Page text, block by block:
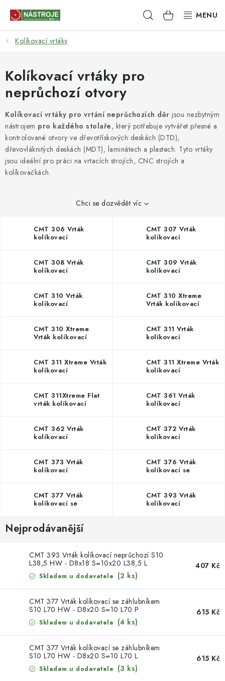
Hledat NÁKUPNÍ
KOŠÍK
NÁSTROJE
AKCE
BRUSIVO
ELEKTRONÁŘADÍ
LEPENÍ A SPOJOVÁNÍ
RUČNÍ NÁŘADÍ, PŘÍPRAVKY
KONTAKTY
NÁSTROJE PRO STOLAŘE
NÁSTROJE PRO OPRACOVÁNÍ KOVU
NÁSTROJE PRO ŘEZÁNÍ DŘEVA
POTŘEBUJI DOBRÝ STROJ
KONTAKTY
Moje objednávka
Kolíkovací vrtáky
Kolíkovací vrtáky pro
neprůchozí otvory
Kolíkovací vrtáky pro vrtání neprůchozích děr jsou nezbytným
nástrojem pro každého stolaře, který potřebuje vytvářet přesné a
kontrolované otvory ve dřevotřískových deskách (DTD),
dřevovláknitých deskách (MDT), laminátech a plastech. Tyto vrtáky
jsou ideální pro práci na vrtacích strojích, CNC strojích a
kolíkovačkách.
Chci se dozvědět víc
CMT 306 Vrták
kolíkovací
CMT 307 Vrták
kolíkovací
CMT 308 Vrták
kolíkovací
CMT 309 Vrták
kolíkovací
CMT 310 Vrták
kolíkovací
CMT 310 Xtreme
Vrták kolíkovací
CMT 310 Xtreme
Vrták kolíkovací
CMT 311 Vrták
kolíkovací
CMT 311 Xtreme Vrták
kolíkovací
CMT 311 Xtreme Vrták
kolíkovací
CMT 311Xtreme Flat
vrták kolíkovací
CMT 361 Vrták
kolíkovací
CMT 362 Vrták
kolíkovací
CMT 372 Vrták
kolíkovací
CMT 373 Vrták
kolíkovací
CMT 376 Vrták
kolíkovací se
CMT 377 Vrták
kolíkovací se
CMT 393 Vrták
kolíkovací
Nejprodávanější
CMT 393 Vrták kolíkovací neprůchozí S10
L38,5 HW - D8x18 S=10x20 L38,5 L
Skladem u dodavatele (2 ks)
407 Kč
CMT 377 Vrták kolíkovací se záhlubníkem
S10 L70 HW - D8x20 S=10 L70 P
Skladem u dodavatele (4 ks)
615 Kč
CMT 377 Vrták kolíkovací se záhlubníkem
S10 L70 HW - D8x20 S=10 L70 L
Skladem u dodavatele (3 ks)
615 Kč